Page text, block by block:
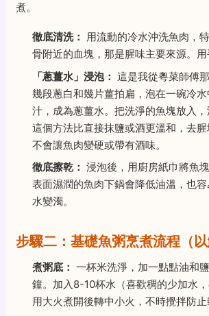
煮。
徹底清洗： 用流動的冷水沖洗魚肉，
骨附近的血塊，那是腥味主要來源。用
「蔥薑水」浸泡： 這是我從粵菜師傅
幾段蔥白和幾片薑拍扁，泡在一碗冷
汁，成為蔥薑水。把洗淨的魚塊放入，
這個方法比直接抹鹽或酒更溫和，去
不會讓魚肉變硬或帶有酒味。
徹底擦乾： 浸泡後，用廚房紙巾將魚
表面濕潤的魚肉下鍋會降低油溫，也
水變濁。
步驟二：基礎魚粥烹煮流程（以
煮粥底： 一杯米洗淨，加一點點油和
鐘。加入8-10杯水（喜歡稠的少加水
用大火煮開後轉中小火，不時攪拌防止